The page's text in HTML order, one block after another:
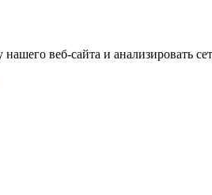
веб-сайта и анализировать